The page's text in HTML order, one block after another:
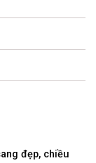
đẹp, chiều